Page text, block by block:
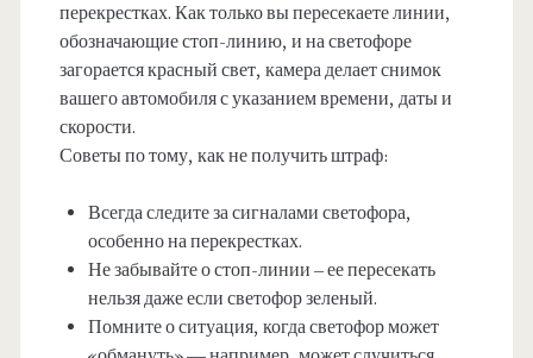
перекрестках. Как только вы пересекаете линии,
обозначающие стоп-линию, и на светофоре
загорается красный свет, камера делает снимок
вашего автомобиля с указанием времени, даты и
скорости.
Советы по тому, как не получить штраф:
Всегда следите за сигналами светофора,
особенно на перекрестках.
Не забывайте о стоп-линии – ее пересекать
нельзя даже если светофор зеленый.
Помните о ситуация, когда светофор может